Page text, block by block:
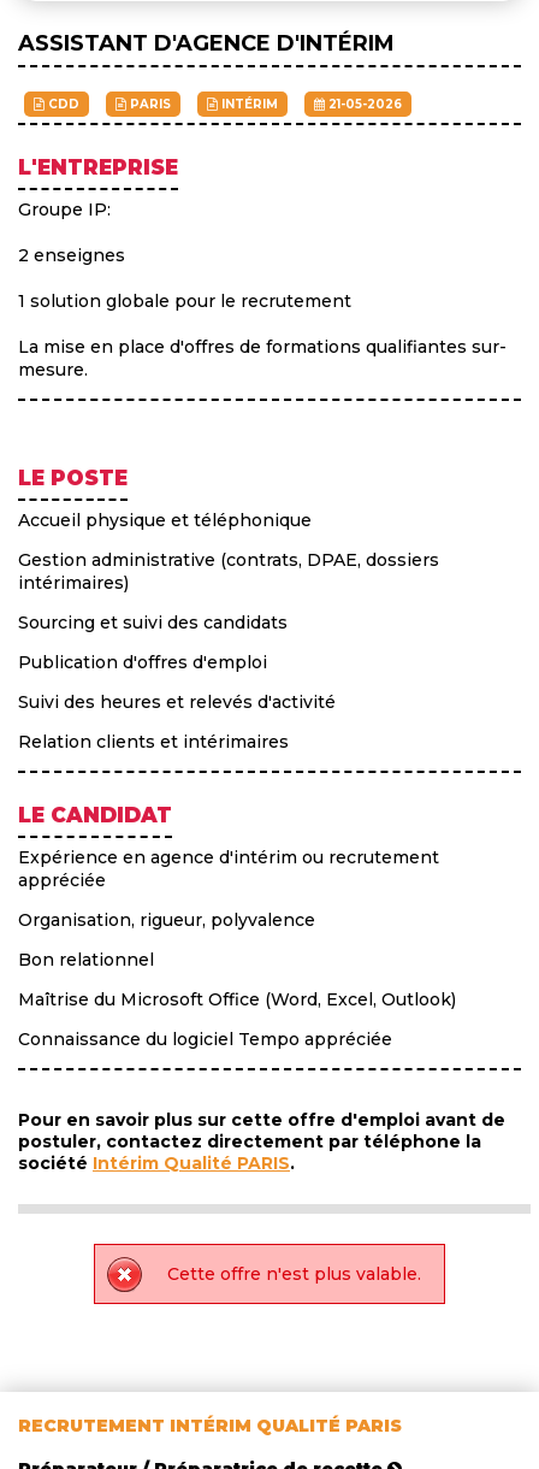
ASSISTANT D'AGENCE D'INTÉRIM
CDD PARIS INTÉRIM 21-05-2026
L'ENTREPRISE
Groupe IP:
2 enseignes
1 solution globale pour le recrutement
La mise en place d'offres de formations qualifiantes sur-
mesure.
LE POSTE
Accueil physique et téléphonique
Gestion administrative (contrats, DPAE, dossiers
intérimaires)
Sourcing et suivi des candidats
Publication d'offres d'emploi
Suivi des heures et relevés d'activité
Relation clients et intérimaires
LE CANDIDAT
Expérience en agence d'intérim ou recrutement
appréciée
Organisation, rigueur, polyvalence
Bon relationnel
Maîtrise du Microsoft Office (Word, Excel, Outlook)
Connaissance du logiciel Tempo appréciée
Pour en savoir plus sur cette offre d'emploi avant de
postuler, contactez directement par téléphone la
société Intérim Qualité PARIS.
Cette offre n'est plus valable.
RECRUTEMENT INTÉRIM QUALITÉ PARIS